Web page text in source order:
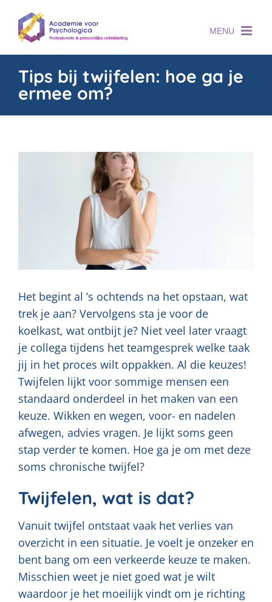
content
Tips bij twijfelen: hoe ga je
ermee om?
Het begint al ’s ochtends na het opstaan, wat
trek je aan? Vervolgens sta je voor de
koelkast, wat ontbijt je? Niet veel later vraagt
je collega tijdens het teamgesprek welke taak
jij in het proces wilt oppakken. Al die keuzes!
Twijfelen lijkt voor sommige mensen een
standaard onderdeel in het maken van een
keuze. Wikken en wegen, voor- en nadelen
afwegen, advies vragen. Je lijkt soms geen
stap verder te komen. Hoe ga je om met deze
soms chronische twijfel?
Twijfelen, wat is dat?
Vanuit twijfel ontstaat vaak het verlies van
overzicht in een situatie. Je voelt je onzeker en
bent bang om een verkeerde keuze te maken.
Misschien weet je niet goed wat je wilt
waardoor je het moeilijk vindt om je richting